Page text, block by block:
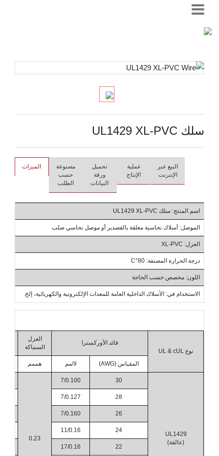
سلك UL1429 XL-PVC
الميزات
مصنوعة
حسب
الطلب
تحميل
ورقة
البيانات
عملية
الإنتاج
البيع عبر
الإنترنت
اسم المنتج: سلك UL1429 XL-PVC
الموصل: أسلاك نحاسية معلقة بالقصدير أو موصل نحاسي صلب
العزل: XL-PVC
درجة الحرارة المصنفة: 80°C
اللون: مخصص حسب الحاجة
الاستخدام في: الأسلاك الداخلية العامة للمعدات الإلكترونية والكهربائية، إلخ.
نوع UL & cUL
قائد الأوركسترا
العزل
السماكة
المقياس (AWG) لا/مم هممم
UL1429
(عالقة)
30
7/0.100
0.23
28
7/0.127
26
7/0.160
24
11/0.16
22
17/0.16